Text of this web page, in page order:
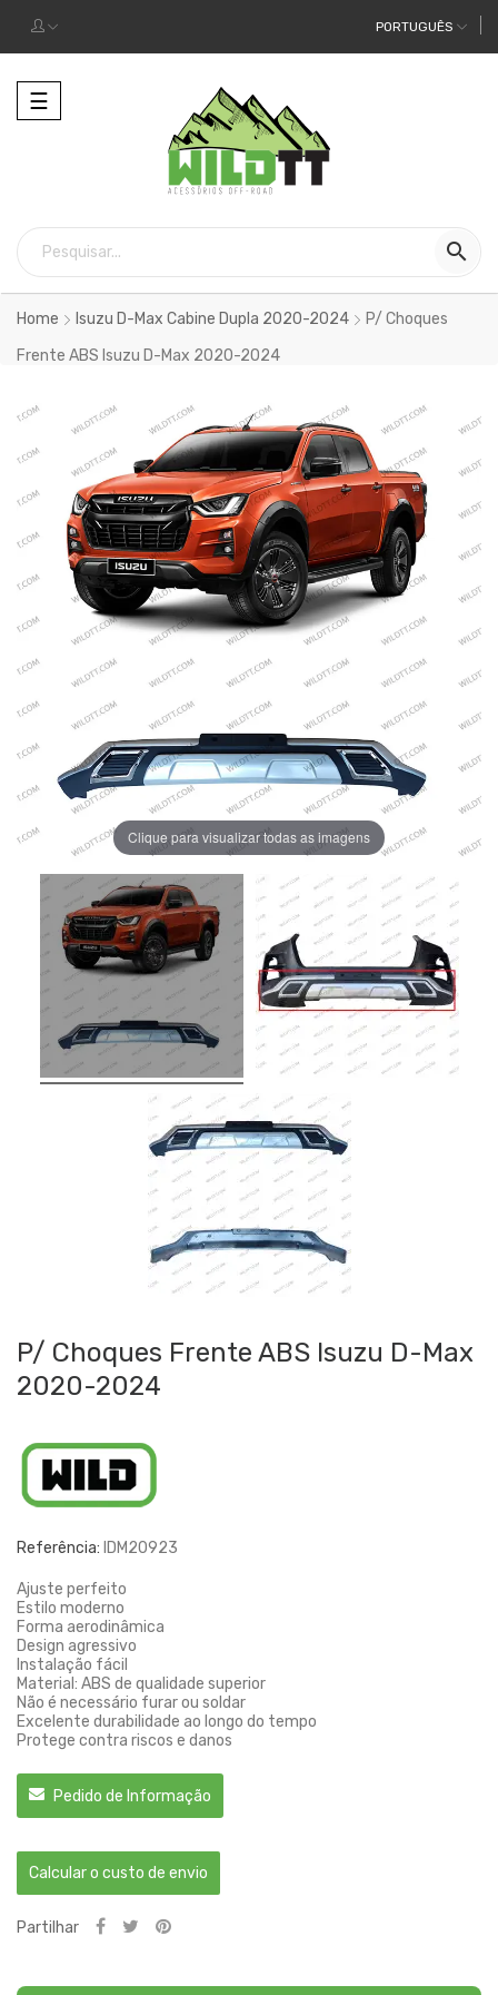
PORTUGUÊS
Alternar
a
☰

Home Isuzu D-Max Cabine Dupla 2020-2024
P/ Choques
Frente ABS Isuzu D-Max 2020-2024
Clique para visualizar todas as imagens
P/ Choques Frente ABS Isuzu D-Max
2020-2024
Referência: IDM20923
Ajuste perfeito
Estilo moderno
Forma aerodinâmica
Design agressivo
Instalação fácil
Material: ABS de qualidade superior
Não é necessário furar ou soldar
Excelente durabilidade ao longo do tempo
Protege contra riscos e danos
Pedido de Informação
Calcular o custo de envio
Partilhar